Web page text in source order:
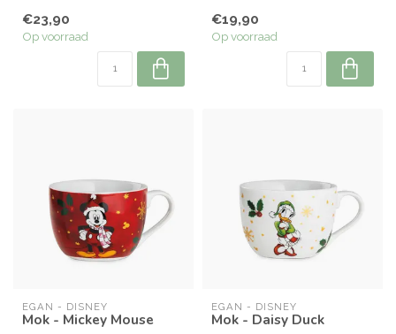
Daisy i...
€23,90
Op voorraad
€19,90
Op voorraad
EGAN - DISNEY
Mok - Mickey Mouse
EGAN - DISNEY
Mok - Daisy Duck